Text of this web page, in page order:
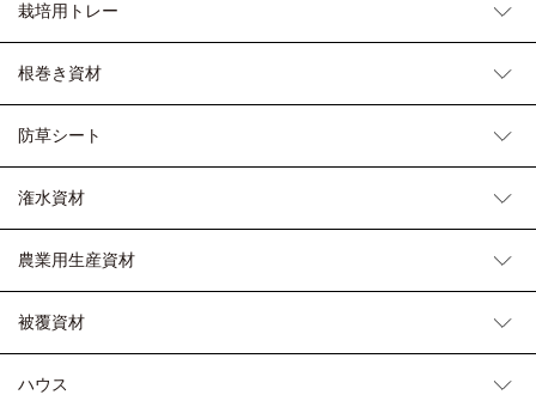
栽培用トレー
根巻き資材
防草シート
潅水資材
農業用生産資材
被覆資材
ハウス